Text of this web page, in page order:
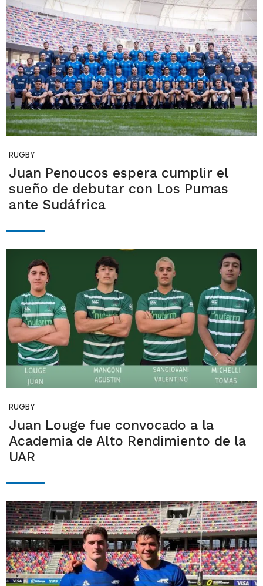
RUGBY
Juan Penoucos espera cumplir el
sueño de debutar con Los Pumas
ante Sudáfrica
RUGBY
Juan Louge fue convocado a la
Academia de Alto Rendimiento de la
UAR